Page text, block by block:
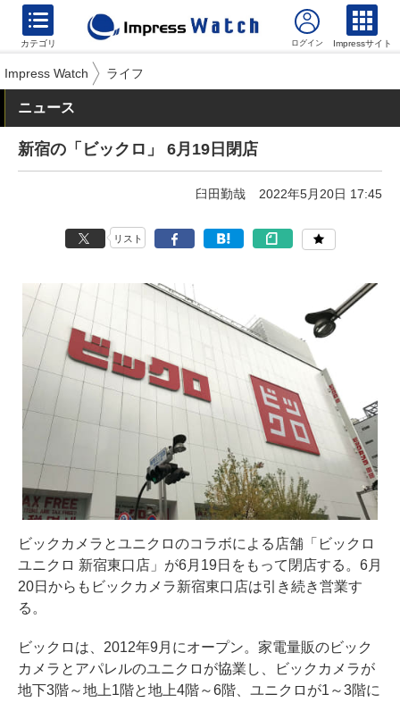
カテゴリ Impressサイト
Impress Watch ライフ
ニュース
新宿の「ビックロ」 6月19日閉店
臼田勤哉 2022年5月20日 17:45
リスト
ビックカメラとユニクロのコラボによる店舗「ビックロ
ユニクロ 新宿東口店」が6月19日をもって閉店する。6月
20日からもビックカメラ新宿東口店は引き続き営業す
る。
ビックロは、2012年9月にオープン。家電量販のビック
カメラとアパレルのユニクロが協業し、ビックカメラが
地下3階～地上1階と地上4階～6階、ユニクロが1～3階に